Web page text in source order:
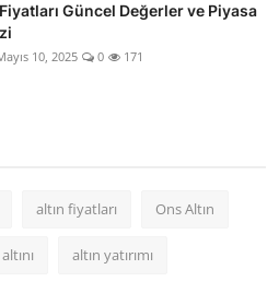
Güncel Değerler ve Piyasa
10, 2025 0 171
altın fiyatları Ons Altın
altın yatırımı